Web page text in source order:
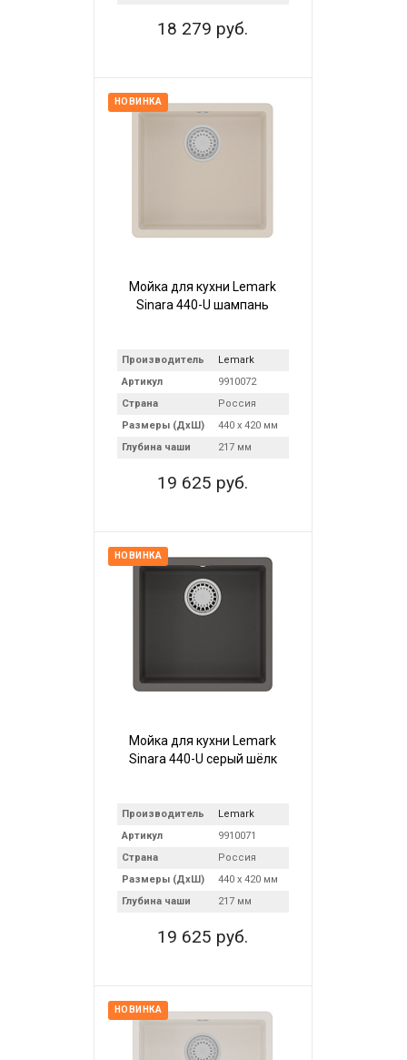
18 279 руб.
НОВИНКА
Мойка для кухни Lemark
Sinara 440-U шампань
Производитель
Lemark
Артикул
9910072
Страна
Россия
Размеры (ДхШ)
440 х 420 мм
Глубина чаши
217 мм
19 625 руб.
НОВИНКА
Мойка для кухни Lemark
Sinara 440-U серый шёлк
Производитель
Lemark
Артикул
9910071
Страна
Россия
Размеры (ДхШ)
440 х 420 мм
Глубина чаши
217 мм
19 625 руб.
НОВИНКА